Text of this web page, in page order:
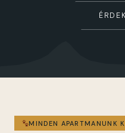
MINDEN APARTMANUNK